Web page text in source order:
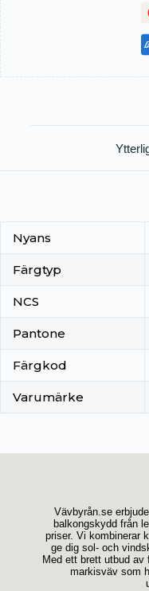
Nyans
Färgtyp
NCS
Pantone
Färgkod
Varumärke
Vävbyrån.se
balkongskydd från
priser. Vi kombinerar
ge dig sol- och
Med ett brett utbud av
markisväv som